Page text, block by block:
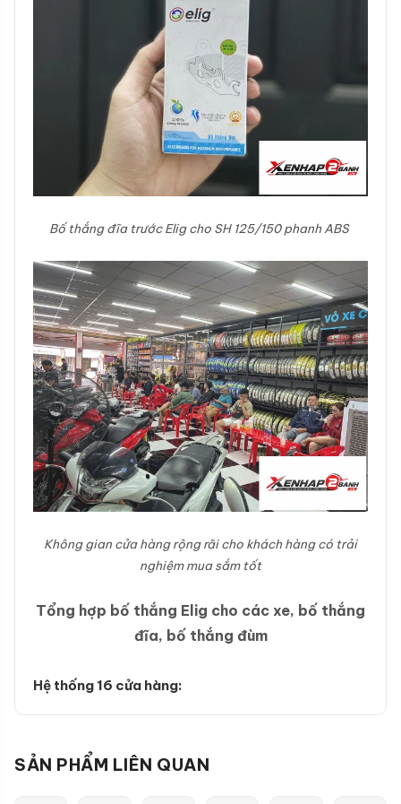
Bố thắng đĩa trước Elig cho SH 125/150 phanh ABS
Không gian cửa hàng rộng rãi cho khách hàng có trải
nghiệm mua sắm tốt
Tổng hợp bố thắng Elig cho các xe, bố thắng
đĩa, bố thắng đùm
Hệ thống 16 cửa hàng:
SẢN PHẨM LIÊN QUAN